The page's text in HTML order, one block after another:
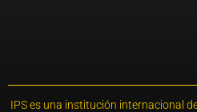
IPS es una institución internacional